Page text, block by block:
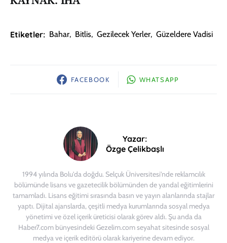
Etiketler: Bahar, Bitlis, Gezilecek Yerler, Güzeldere Vadisi
FACEBOOK WHATSAPP
Yazar:
Özge Çelikbaşlı
1994 yılında Bolu'da doğdu. Selçuk Üniversitesi'nde reklamcılık
bölümünde lisans ve gazetecilik bölümünden de yandal eğitimlerini
tamamladı. Lisans eğitimi sırasında basın ve yayın alanlarında stajlar
yaptı. Dijital ajanslarda, çeşitli medya kurumlarında sosyal medya
yönetimi ve özel içerik üreticisi olarak görev aldı. Şu anda da
Haber7.com bünyesindeki Gezelim.com seyahat sitesinde sosyal
medya ve içerik editörü olarak kariyerine devam ediyor.